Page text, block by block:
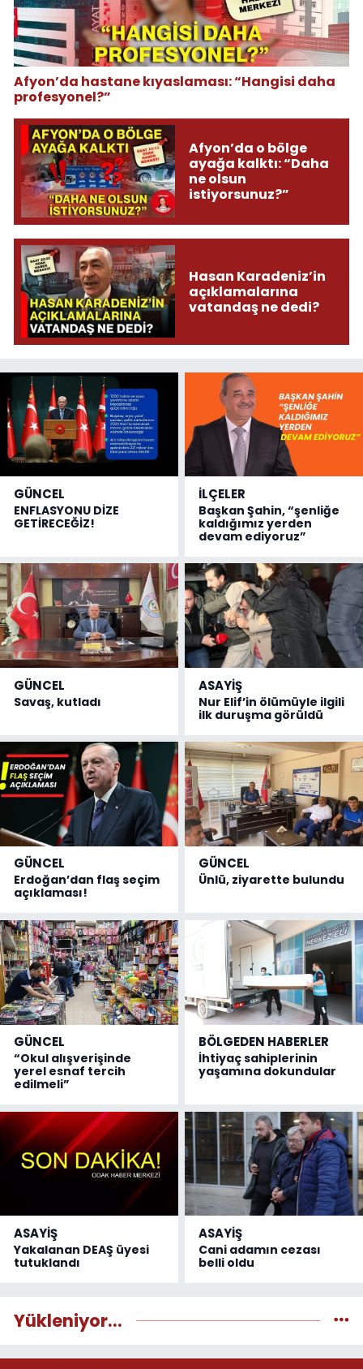
Afyon’da hastane kıyaslaması: “Hangisi daha
profesyonel?”
Afyon’da o bölge
ayağa kalktı: “Daha
ne olsun
istiyorsunuz?”
Hasan Karadeniz’in
açıklamalarına
vatandaş ne dedi?
GÜNCEL
ENFLASYONU DİZE
GETİRECEĞİZ!
İLÇELER
Başkan Şahin, “şenliğe
kaldığımız yerden
devam ediyoruz”
GÜNCEL
Savaş, kutladı
ASAYİŞ
Nur Elif’in ölümüyle ilgili
ilk duruşma görüldü
GÜNCEL
Erdoğan’dan flaş seçim
açıklaması!
GÜNCEL
Ünlü, ziyarette bulundu
GÜNCEL
“Okul alışverişinde
yerel esnaf tercih
edilmeli”
BÖLGEDEN HABERLER
İhtiyaç sahiplerinin
yaşamına dokundular
ASAYİŞ
Yakalanan DEAŞ üyesi
tutuklandı
ASAYİŞ
Cani adamın cezası
belli oldu
Yükleniyor...